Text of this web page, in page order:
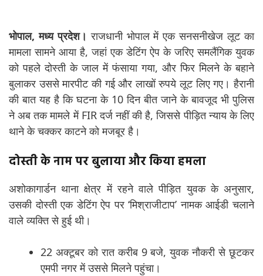
भोपाल, मध्य प्रदेश। राजधानी भोपाल में एक सनसनीखेज लूट का
मामला सामने आया है, जहां एक डेटिंग ऐप के जरिए समलैंगिक युवक
को पहले दोस्ती के जाल में फंसाया गया, और फिर मिलने के बहाने
बुलाकर उससे मारपीट की गई और लाखों रुपये लूट लिए गए। हैरानी
की बात यह है कि घटना के 10 दिन बीत जाने के बावजूद भी पुलिस
ने अब तक मामले में FIR दर्ज नहीं की है, जिससे पीड़ित न्याय के लिए
थाने के चक्कर काटने को मजबूर है।
दोस्ती के नाम पर बुलाया और किया हमला
अशोकागार्डन थाना क्षेत्र में रहने वाले पीड़ित युवक के अनुसार,
उसकी दोस्ती एक डेटिंग ऐप पर ‘मिश्राजीटाप’ नामक आईडी चलाने
वाले व्यक्ति से हुई थी।
22 अक्टूबर को रात करीब 9 बजे, युवक नौकरी से छूटकर
एमपी नगर में उससे मिलने पहुंचा।